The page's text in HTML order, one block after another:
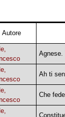
Autore
Agnese.
Ah ti
Che